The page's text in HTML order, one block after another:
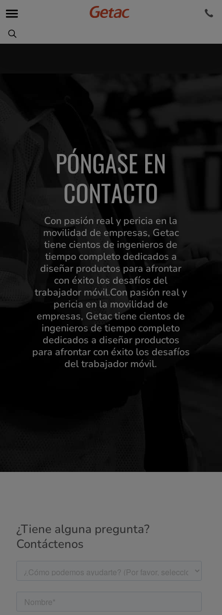
PÓNGASE EN
CONTACTO
Con pasión real y pericia en la
movilidad de empresas, Getac
tiene cientos de ingenieros de
tiempo completo dedicados a
diseñar productos para afrontar
con éxito los desafíos del
trabajador móvil.Con pasión real y
pericia en la movilidad de
empresas, Getac tiene cientos de
ingenieros de tiempo completo
dedicados a diseñar productos
para afrontar con éxito los desafíos
del trabajador móvil.
¿Tiene alguna pregunta?
Contáctenos